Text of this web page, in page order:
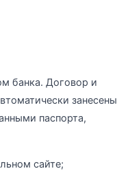
банка. Договор и
занесены
паспорта,
сайте;